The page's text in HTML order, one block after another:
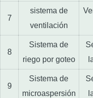
7
sistema de
ventilación
8
Sistema de
riego por goteo
9
Sistema de
microaspersión